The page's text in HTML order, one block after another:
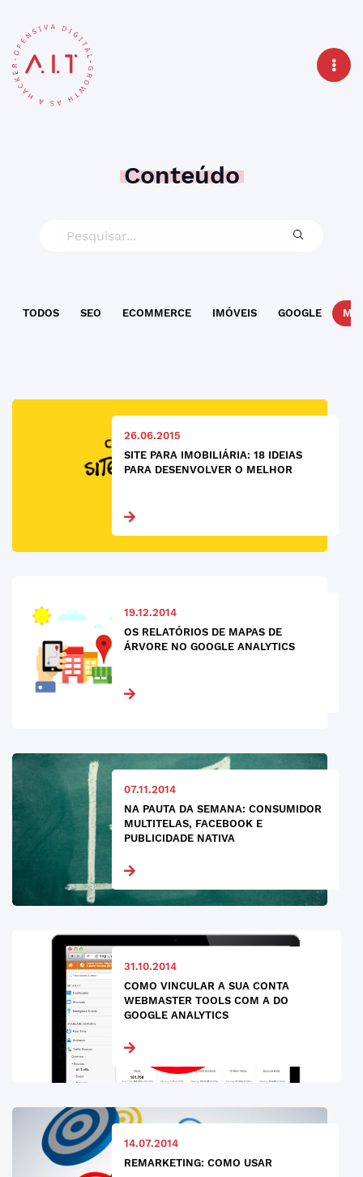
Conteúdo
TODOS SEO ECOMMERCE IMÓVEIS GOOGLE
26.06.2015
SITE PARA IMOBILIÁRIA: 18 IDEIAS
PARA DESENVOLVER O MELHOR
19.12.2014
OS RELATÓRIOS DE MAPAS DE
ÁRVORE NO GOOGLE ANALYTICS
07.11.2014
NA PAUTA DA SEMANA: CONSUMIDOR
MULTITELAS, FACEBOOK E
PUBLICIDADE NATIVA
31.10.2014
COMO VINCULAR A SUA CONTA
WEBMASTER TOOLS COM A DO
GOOGLE ANALYTICS
14.07.2014
REMARKETING: COMO USAR